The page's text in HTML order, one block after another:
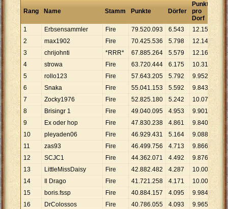
Rang Name Stamm Punkte Dörfer
Punkte
pro
Dorf
1
Erbsensammler Fire 79.520.093 6.543 12.153
2
max1902 Fire 70.425.536 5.798 12.147
3
chrijohnti *RRR* 67.885.264 5.579 12.168
4
strowa Fire 63.720.444 6.175 10.319
5
rollo123 Fire 57.643.205 5.792 9.952
6
Snaka Fire 55.041.153 5.592 9.843
7
Zocky1976 Fire 52.825.180 5.242 10.077
8
Brisingr 1 Fire 49.040.095 4.953 9.901
9
Ex oder hop Fire 47.830.238 4.861 9.840
10
pleyaden06 Fire 46.929.431 5.164 9.088
11
zas93 Fire 46.499.756 4.713 9.866
12
SCJC1 Fire 44.362.071 4.492 9.876
13
LittleMissDaisy Fire 42.882.482 4.287 10.003
14
Il Drago Fire 41.721.258 4.171 10.003
15
boris.fssp Fire 40.884.157 4.095 9.984
16
DrColossos Fire 40.786.055 4.093 9.965